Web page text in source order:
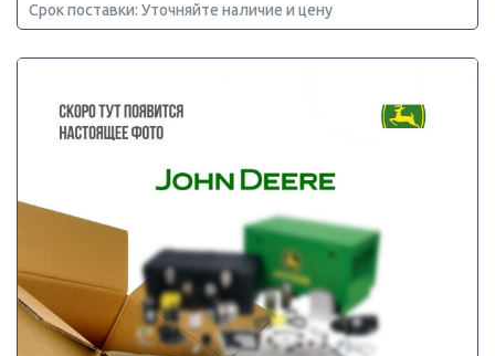
Срок поставки: Уточняйте наличие и цену